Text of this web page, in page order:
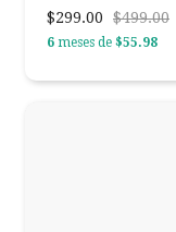
$299.00 $499.00
6 meses de $55.98